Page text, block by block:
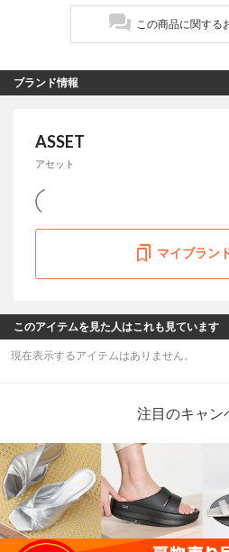
この商品に関する
ブランド情報
ASSET
アセット
マイブラン
このアイテムを見た人はこれも見ています
現在表示するアイテムはありません。
注目のキャン